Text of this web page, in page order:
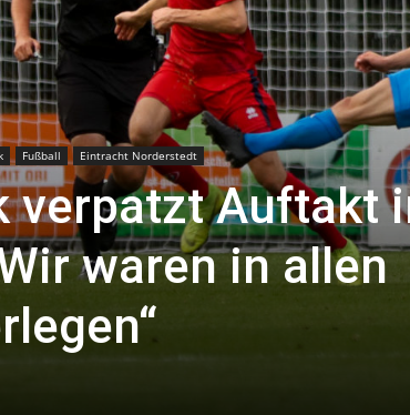
die
Region
Fußball Eintracht Norderstedt
verpatzt Auftakt
waren in allen